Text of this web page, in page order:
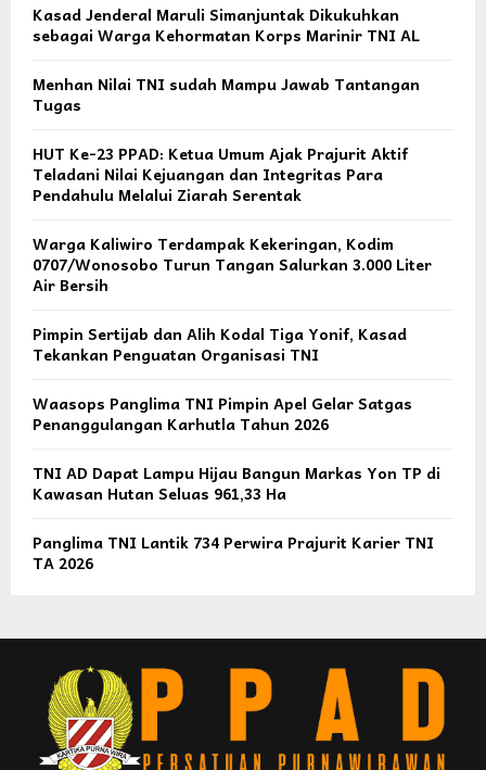
Kasad Jenderal Maruli Simanjuntak Dikukuhkan
sebagai Warga Kehormatan Korps Marinir TNI AL
Menhan Nilai TNI sudah Mampu Jawab Tantangan
Tugas
HUT Ke-23 PPAD: Ketua Umum Ajak Prajurit Aktif
Teladani Nilai Kejuangan dan Integritas Para
Pendahulu Melalui Ziarah Serentak
Warga Kaliwiro Terdampak Kekeringan, Kodim
0707/Wonosobo Turun Tangan Salurkan 3.000 Liter
Air Bersih
Pimpin Sertijab dan Alih Kodal Tiga Yonif, Kasad
Tekankan Penguatan Organisasi TNI
Waasops Panglima TNI Pimpin Apel Gelar Satgas
Penanggulangan Karhutla Tahun 2026
TNI AD Dapat Lampu Hijau Bangun Markas Yon TP di
Kawasan Hutan Seluas 961,33 Ha
Panglima TNI Lantik 734 Perwira Prajurit Karier TNI
TA 2026